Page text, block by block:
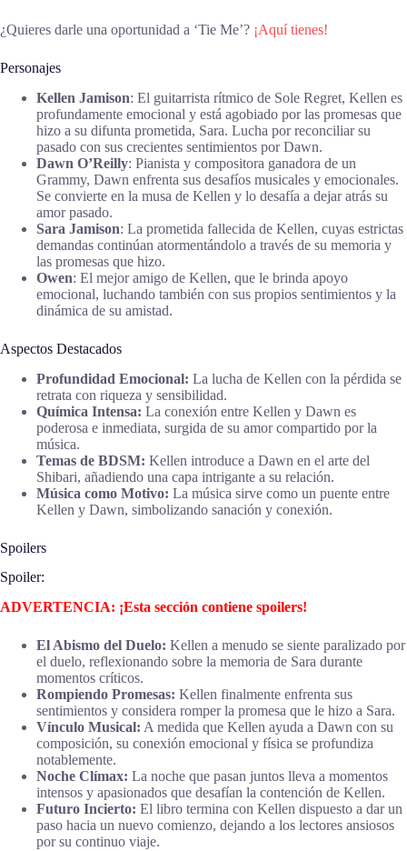
¿Quieres darle una oportunidad a ‘Tie Me’? ¡Aquí tienes!
Personajes
Kellen Jamison: El guitarrista rítmico de Sole Regret, Kellen es
profundamente emocional y está agobiado por las promesas que
hizo a su difunta prometida, Sara. Lucha por reconciliar su
pasado con sus crecientes sentimientos por Dawn.
Dawn O’Reilly: Pianista y compositora ganadora de un
Grammy, Dawn enfrenta sus desafíos musicales y emocionales.
Se convierte en la musa de Kellen y lo desafía a dejar atrás su
amor pasado.
Sara Jamison: La prometida fallecida de Kellen, cuyas estrictas
demandas continúan atormentándolo a través de su memoria y
las promesas que hizo.
Owen: El mejor amigo de Kellen, que le brinda apoyo
emocional, luchando también con sus propios sentimientos y la
dinámica de su amistad.
Aspectos Destacados
Profundidad Emocional: La lucha de Kellen con la pérdida se
retrata con riqueza y sensibilidad.
Química Intensa: La conexión entre Kellen y Dawn es
poderosa e inmediata, surgida de su amor compartido por la
música.
Temas de BDSM: Kellen introduce a Dawn en el arte del
Shibari, añadiendo una capa intrigante a su relación.
Música como Motivo: La música sirve como un puente entre
Kellen y Dawn, simbolizando sanación y conexión.
Spoilers
Spoiler:
ADVERTENCIA: ¡Esta sección contiene spoilers!
El Abismo del Duelo: Kellen a menudo se siente paralizado por
el duelo, reflexionando sobre la memoria de Sara durante
momentos críticos.
Rompiendo Promesas: Kellen finalmente enfrenta sus
sentimientos y considera romper la promesa que le hizo a Sara.
Vínculo Musical: A medida que Kellen ayuda a Dawn con su
composición, su conexión emocional y física se profundiza
notablemente.
Noche Clímax: La noche que pasan juntos lleva a momentos
intensos y apasionados que desafían la contención de Kellen.
Futuro Incierto: El libro termina con Kellen dispuesto a dar un
paso hacia un nuevo comienzo, dejando a los lectores ansiosos
por su continuo viaje.